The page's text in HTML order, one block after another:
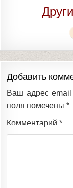
Добавить
Ваш адрес email
поля помечены *
Комментарий *